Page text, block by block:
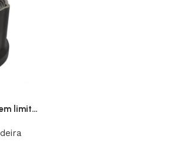
AH217757 | Embreagem limitadora de torque 900 Nm